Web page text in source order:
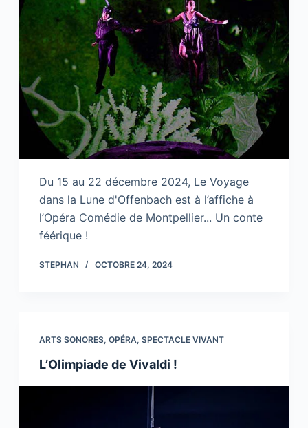
Du 15 au 22 décembre 2024, Le Voyage
dans la Lune d'Offenbach est à l’affiche à
l’Opéra Comédie de Montpellier... Un conte
féérique !
STEPHAN OCTOBRE 24, 2024
ARTS SONORES, OPÉRA, SPECTACLE VIVANT
L’Olimpiade de Vivaldi !